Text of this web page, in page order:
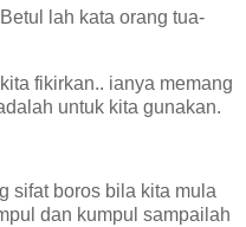
lah kata orang tua-
fikirkan.. ianya memang
untuk kita gunakan.
sifat boros bila kita mula
dan kumpul sampailah